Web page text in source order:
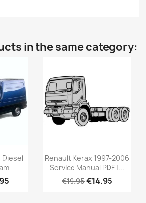
in the same category:
Diesel
Renault Kerax 1997-2006
Service Manual PDF |...
€19.95€14.95